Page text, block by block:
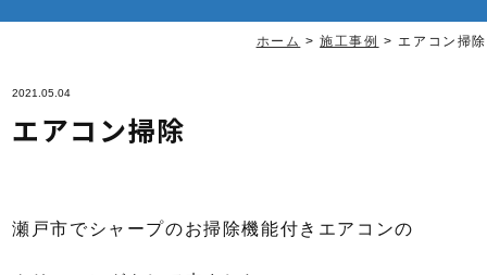
ホーム >施工事例 > エアコン掃除
2021.05.04
エアコン掃除
瀬戸市でシャープのお掃除機能付きエアコンの